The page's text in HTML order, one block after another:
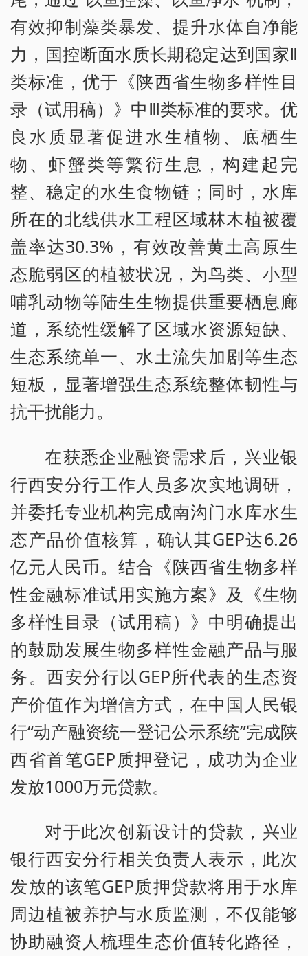
有效抑制藻类暴发、提升水体自净能
力，国控断面水质长期稳定达到国家Ⅱ
类标准，优于《陕西省生物多样性目
录（试用稿）》中Ⅲ类标准的要求。优
良水质显著促进水生植物、底栖生
物、虾蟹类等繁衍生息，构建起完
整、稳定的水生食物链；同时，水库
所在的北线供水工程区域林木植被覆
盖率达30.3%，有效改善黄土高原生
态脆弱区的植被状况，为鸟类、小型
哺乳动物等陆生生物提供重要栖息廊
道，系统性缓解了区域水资源短缺、
生态系统单一、水土流失加剧等生态
短板，显著增强生态系统整体韧性与
抗干扰能力。
在获悉企业融资需求后，兴业银
行西安分行工作人员多次实地调研，
并委托专业机构完成南沟门水库水生
态产品价值核算，确认其GEP达6.26
亿元人民币。结合《陕西省生物多样
性金融标准试用实施方案》及《生物
多样性目录（试用稿）》中明确提出
的鼓励发展生物多样性金融产品与服
务。西安分行以GEP所代表的生态资
产价值作为增信方式，在中国人民银
行“动产融资统一登记公示系统”完成陕
西省首笔GEP质押登记，成功为企业
发放1000万元贷款。
对于此次创新设计的贷款，兴业
银行西安分行相关负责人表示，此次
发放的该笔GEP质押贷款将用于水库
周边植被养护与水质监测，不仅能够
协助融资人梳理生态价值转化路径，